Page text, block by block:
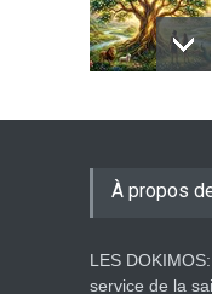
À propos
LES
service de la